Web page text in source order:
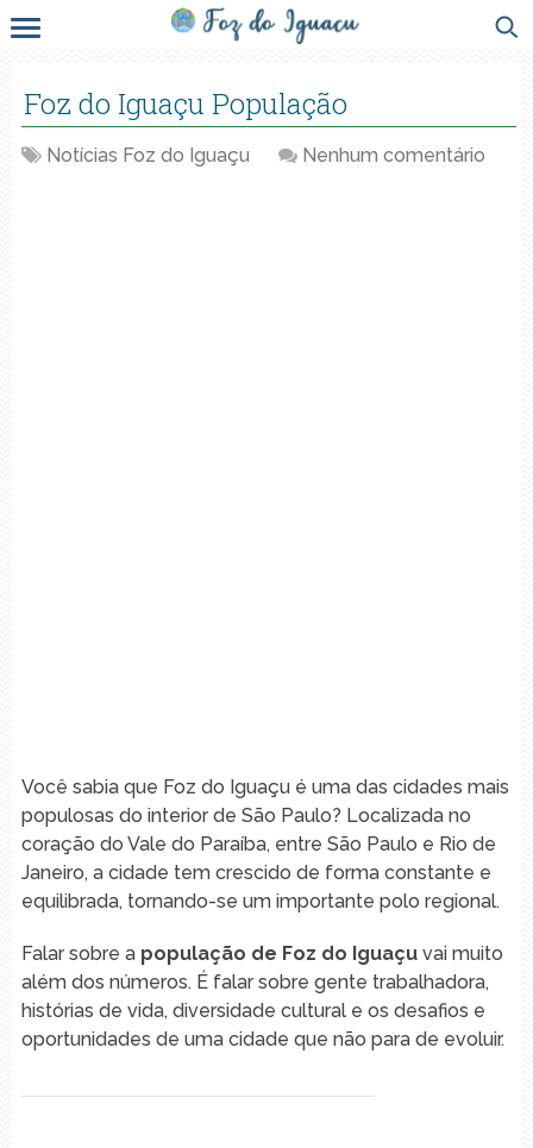
Foz do Iguaçu População
Notícias Foz do Iguaçu Nenhum comentário
Você sabia que Foz do Iguaçu é uma das cidades mais
populosas do interior de São Paulo? Localizada no
coração do Vale do Paraíba, entre São Paulo e Rio de
Janeiro, a cidade tem crescido de forma constante e
equilibrada, tornando-se um importante polo regional.
Falar sobre a população de Foz do Iguaçuvai muito
além dos números. É falar sobre gente trabalhadora,
histórias de vida, diversidade cultural e os desafios e
oportunidades de uma cidade que não para de evoluir.